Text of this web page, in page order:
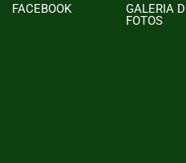
FACEBOOK
GALERIA
FOTOS